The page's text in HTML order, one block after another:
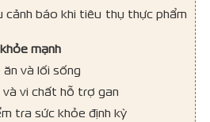
cảnh báo khi tiêu thụ thực phẩm
mạnh
ăn và lối sống
và vi chất hỗ trợ gan
tra sức khỏe định kỳ